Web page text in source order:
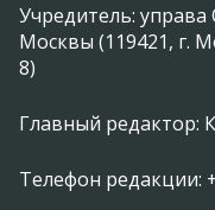
Учредитель: управа
Москвы (119421, г.
8)
Главный редактор:
Телефон редакции: